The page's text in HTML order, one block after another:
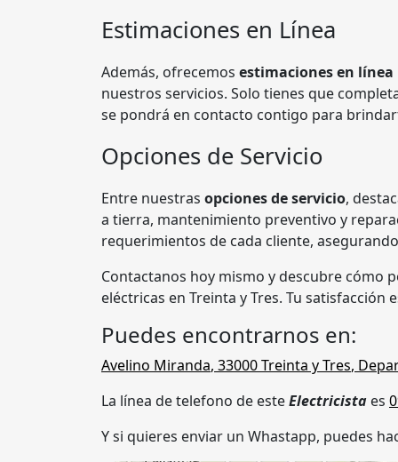
Estimaciones en Línea
Además, ofrecemos estimaciones en línea
nuestros servicios. Solo tienes que
se pondrá en contacto contigo para
Opciones de Servicio
Entre nuestras opciones de servicio,
a tierra, mantenimiento preventivo y
requerimientos de cada cliente,
Contactanos hoy mismo y descubre cómo
eléctricas en Treinta y Tres. Tu satisfacción
Puedes encontrarnos en:
Avelino Miranda, 33000Treinta y Tres,
La línea de telefono de esteElectricista es
Y si quieres enviar un Whastapp, puedes